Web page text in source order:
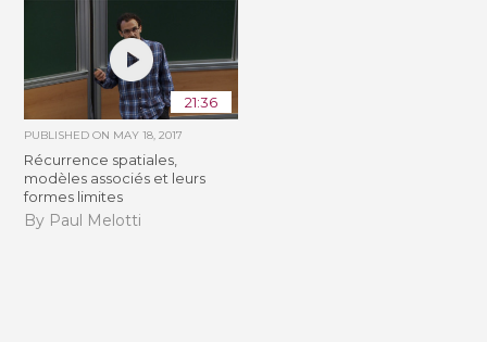
21:36
PUBLISHED ON MAY 18, 2017
Récurrence spatiales,
modèles associés et leurs
formes limites
By Paul Melotti